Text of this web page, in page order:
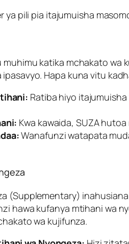
ya pili pia itajumuisha
katika mchakato wa
Hapa kuna vitu
Ratiba hiyo
Kwa kawaida, SUZA
Wanafunzi watapata
(Supplementary)
hawa kufanya mtihani wa
wa kujifunza.